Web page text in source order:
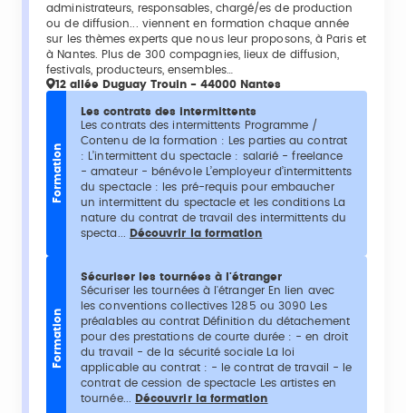
administrateurs, responsables, chargé/es de production
ou de diffusion... viennent en formation chaque année
sur les thèmes experts que nous leur proposons, à Paris et
à Nantes. Plus de 300 compagnies, lieux de diffusion,
festivals, producteurs, ensembles…
12 allée Duguay Trouin - 44000 Nantes
Formation
Les contrats des intermittents
Les contrats des intermittents Programme /
Contenu de la formation : Les parties au contrat
: L’intermittent du spectacle : salarié - freelance
- amateur - bénévole L’employeur d’intermittents
du spectacle : les pré-requis pour embaucher
un intermittent du spectacle et les conditions La
nature du contrat de travail des intermittents du
specta...
Découvrir la formation
Formation
Sécuriser les tournées à l'étranger
Sécuriser les tournées à l'étranger En lien avec
les conventions collectives 1285 ou 3090 Les
préalables au contrat Définition du détachement
pour des prestations de courte durée : - en droit
du travail - de la sécurité sociale La loi
applicable au contrat : - le contrat de travail - le
contrat de cession de spectacle Les artistes en
tournée...
Découvrir la formation